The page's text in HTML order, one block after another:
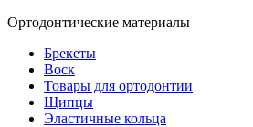
Ортодонтические материалы
Брекеты
Воск
Товары для ортодонтии
Щипцы
Эластичные кольца